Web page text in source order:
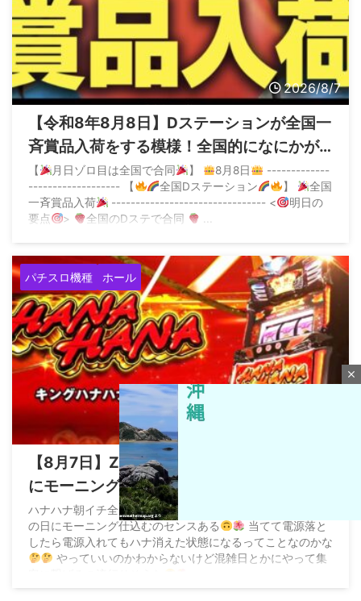
2026/8/7
【令和8年8月8日】Dステーションが全国一
斉賞品入荷をする模様！全国的になにかが
起こる？
【 月日ゾロ目は全国で合同 】 8月8日
-------------
------------------- 【
全国Dステーション 】
全国
一斉賞品入荷
-------------------------------- <
明日の
要点
> 全国のDステで合同
パチスロ機種 ホール
【8月7日】ZENT555がキングハナハナ全台
にモーニングを仕込む←さすがにアウトす
ぎてお咎めなしなら加速すると危惧する声
も
ハナハナ朝イチ全台１ゲームで当たっててすごい
の日にモーニング仕込むのセンスある
当てて電源落と
したら電源入れてもハナ消えた状態になるってことなのかな
やっていいのかわからないけど混雑日とかにやって集
close
M